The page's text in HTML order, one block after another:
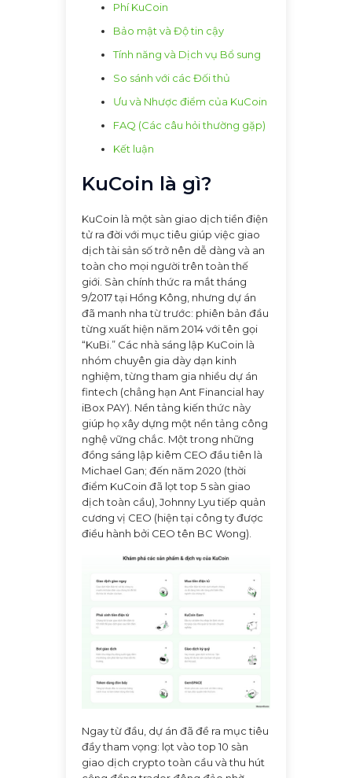
Phí KuCoin
Bảo mật và Độ tin cậy
Tính năng và Dịch vụ Bổ sung
So sánh với các Đối thủ
Ưu và Nhược điểm của KuCoin
FAQ (Các câu hỏi thường gặp)
Kết luận
KuCoin là gì?
KuCoin là một sàn giao dịch tiền điện
tử ra đời với mục tiêu giúp việc giao
dịch tài sản số trở nên dễ dàng và an
toàn cho mọi người trên toàn thế
giới. Sàn chính thức ra mắt tháng
9/2017 tại Hồng Kông, nhưng dự án
đã manh nha từ trước: phiên bản đầu
từng xuất hiện năm 2014 với tên gọi
“KuBi.” Các nhà sáng lập KuCoin là
nhóm chuyên gia dày dạn kinh
nghiệm, từng tham gia nhiều dự án
fintech (chẳng hạn Ant Financial hay
iBox PAY). Nền tảng kiến thức này
giúp họ xây dựng một nền tảng công
nghệ vững chắc. Một trong những
đồng sáng lập kiêm CEO đầu tiên là
Michael Gan; đến năm 2020 (thời
điểm KuCoin đã lọt top 5 sàn giao
dịch toàn cầu), Johnny Lyu tiếp quản
cương vị CEO (hiện tại công ty được
điều hành bởi CEO tên BC Wong).
Ngay từ đầu, dự án đã đề ra mục tiêu
đầy tham vọng: lọt vào top 10 sàn
giao dịch crypto toàn cầu và thu hút